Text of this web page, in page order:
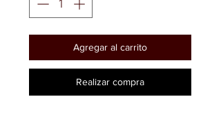
Agregar al carrito
Realizar compra